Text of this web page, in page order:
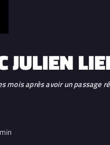
JULIEN
mois après avoir un passage